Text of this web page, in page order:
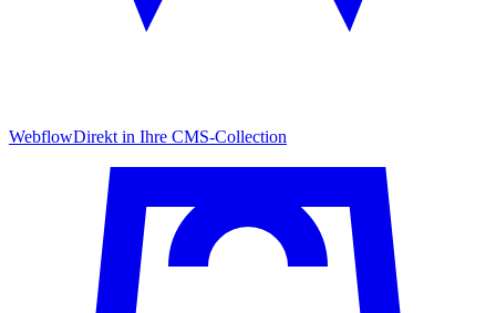
WebflowDirekt in Ihre CMS-Collection